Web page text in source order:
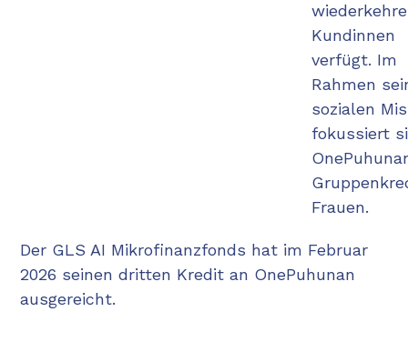
Kundinnen
verfügt. Im
Rahmen
sozialen
fokussiert
Frauen.​
Der GLS AI Mikrofinanzfonds hat im Februar
2026 seinen dritten Kredit an OnePuhunan
ausgereicht.​